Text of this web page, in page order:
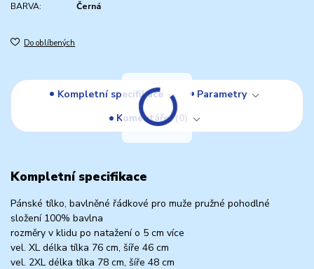
BARVA:
Černá
Do oblíbených
Kompletní specifikace
Parametry
Komentáře 0
Kompletní specifikace
Pánské tílko, bavlněné řádkové pro muže pružné pohodlné
složení 100% bavlna
rozměry v klidu po natažení o 5 cm více
vel. XL délka tílka 76 cm, šíře 46 cm
vel. 2XL délka tílka 78 cm, šíře 48 cm